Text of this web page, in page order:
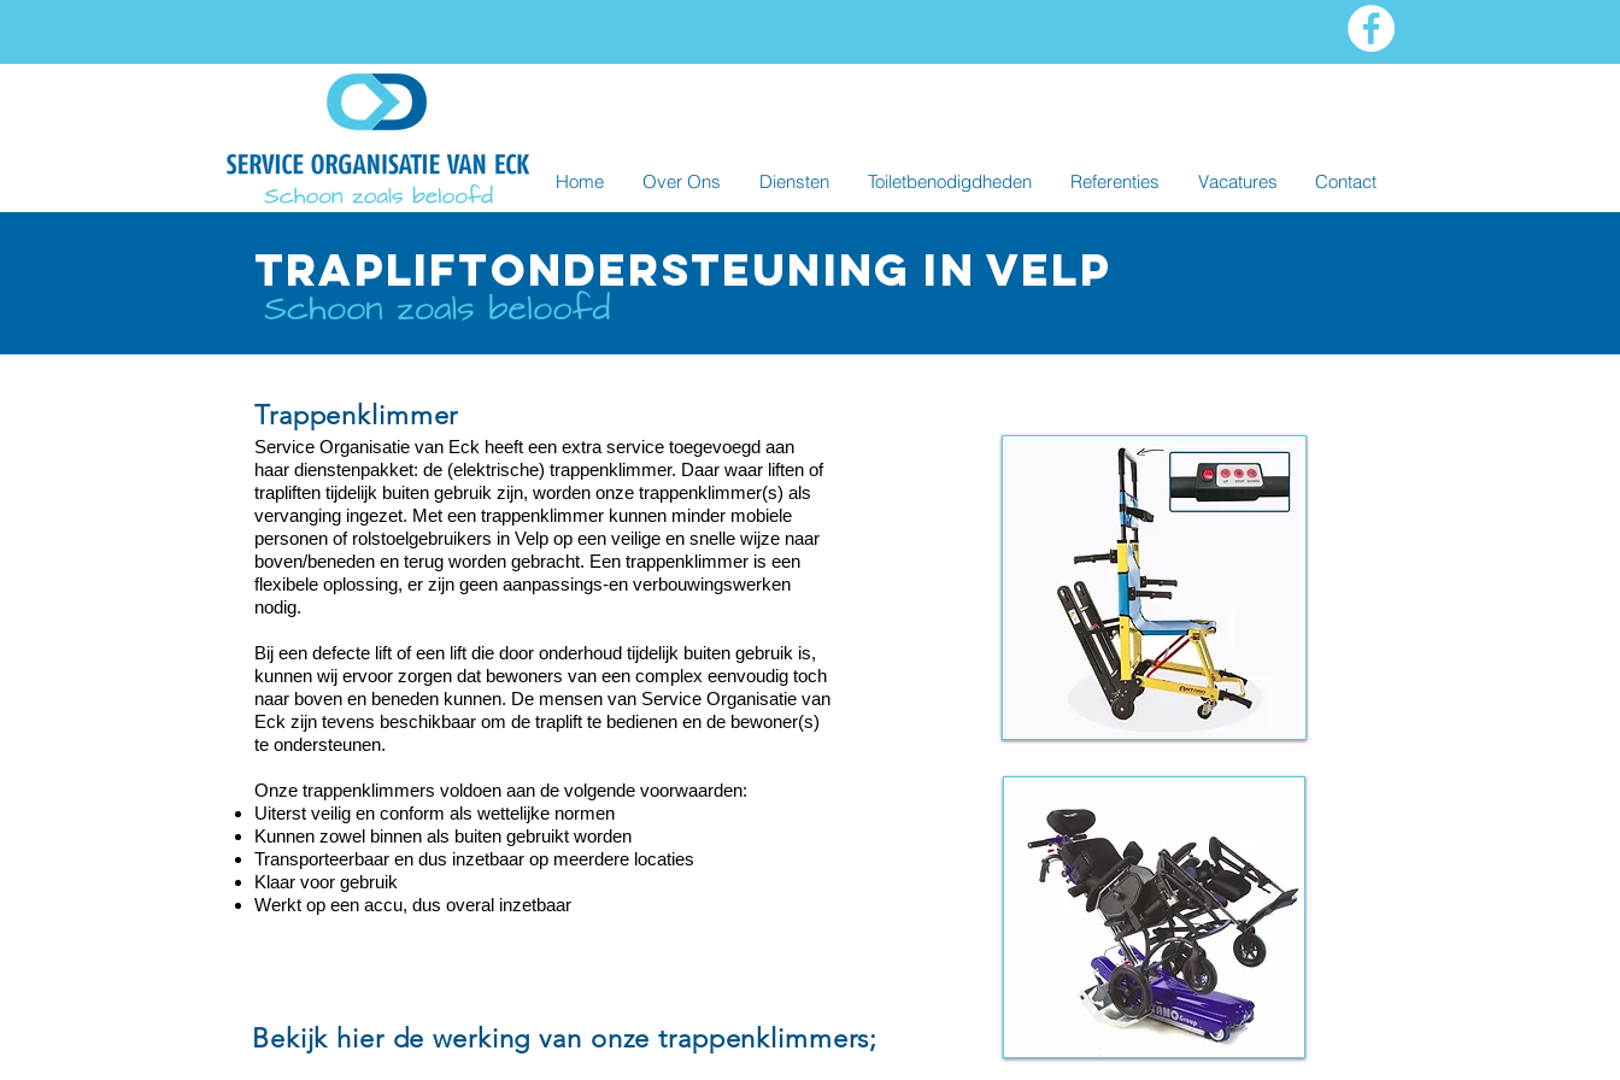
Home Over Ons Diensten Toiletbenodigdheden Referenties Vacatures Contact
TRAPLIFTONDERSTEUNING in velp
Trappenklimmer
Service Organisatie van Eck heeft een extra service toegevoegd aan
haar dienstenpakket: de (elektrische) trappenklimmer. Daar waar liften of
trapliften tijdelijk buiten gebruik zijn, worden onze trappenklimmer(s) als
vervanging ingezet. Met een trappenklimmer kunnen minder mobiele
personen of rolstoelgebruikers in Velp op een veilige en snelle wijze naar
boven/beneden en terug worden gebracht. Een trappenklimmer is een
flexibele oplossing, er zijn geen aanpassings-en verbouwingswerken
nodig.
Bij een defecte lift of een lift die door onderhoud tijdelijk buiten gebruik is,
kunnen wij ervoor zorgen dat bewoners van een complex eenvoudig toch
naar boven en beneden kunnen. De mensen van Service Organisatie van
Eck zijn tevens beschikbaar om de traplift te bedienen en de bewoner(s)
te ondersteunen.
Onze trappenklimmers voldoen aan de volgende voorwaarden:
Uiterst veilig en conform als wettelijke normen
Kunnen zowel binnen als buiten gebruikt worden
Transporteerbaar en dus inzetbaar op meerdere locaties
Klaar voor gebruik
Werkt op een accu, dus overal inzetbaar
Bekijk hier de werking van onze trappenklimmers;